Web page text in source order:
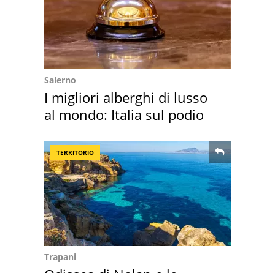
Salerno
I migliori alberghi di lusso
al mondo: Italia sul podio
TERRITORIO
Trapani